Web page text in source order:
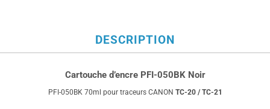
DESCRIPTION
Cartouche d’encre PFI-050BK Noir
PFI-050BK 70ml pour traceurs CANON TC-20 / TC-21